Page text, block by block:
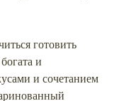
готовить
и
и сочетанием